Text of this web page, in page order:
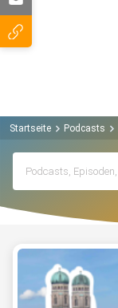
Startseite Podcasts